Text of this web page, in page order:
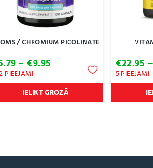
/ CHROMIUM PICOLINATE
– €9.95
€5.79
through
€9.95
PIEEJAMI
IELIKT GROZĀ
€22.95 –
5 PIEEJAMI